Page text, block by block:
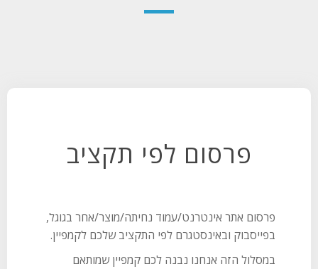
פרסום לפי תקציב
פרסום אתר אינטרנט/עמוד נחיתה/מוצר/אחר בגוגל,
בפייסבוק ובאינסטגרם לפי התקציב שלכם לקמפיין.
במסלול הזה אנחנו נבנה לכם קמפיין שמותאם